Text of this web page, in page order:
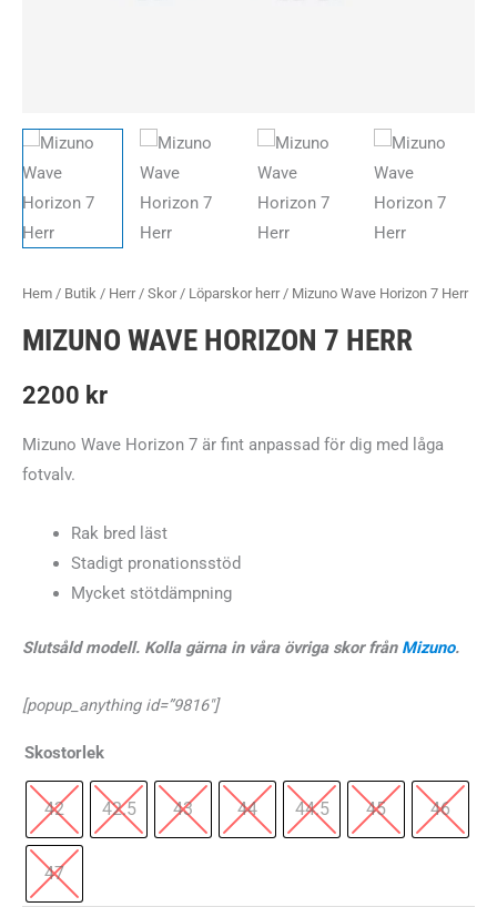
Hem / Butik / Herr/ Skor/ Löparskor herr/ Mizuno Wave Horizon 7 Herr
MIZUNO WAVE HORIZON 7 HERR
2200 kr
Mizuno Wave Horizon 7 är fint anpassad för dig med låga
fotvalv.
Rak bred läst
Stadigt pronationsstöd
Mycket stötdämpning
Slutsåld modell. Kolla gärna in våra övriga skor från Mizuno.
[popup_anything id=”9816″]
Skostorlek
42 42.5 43 44 44.5 45 46
47